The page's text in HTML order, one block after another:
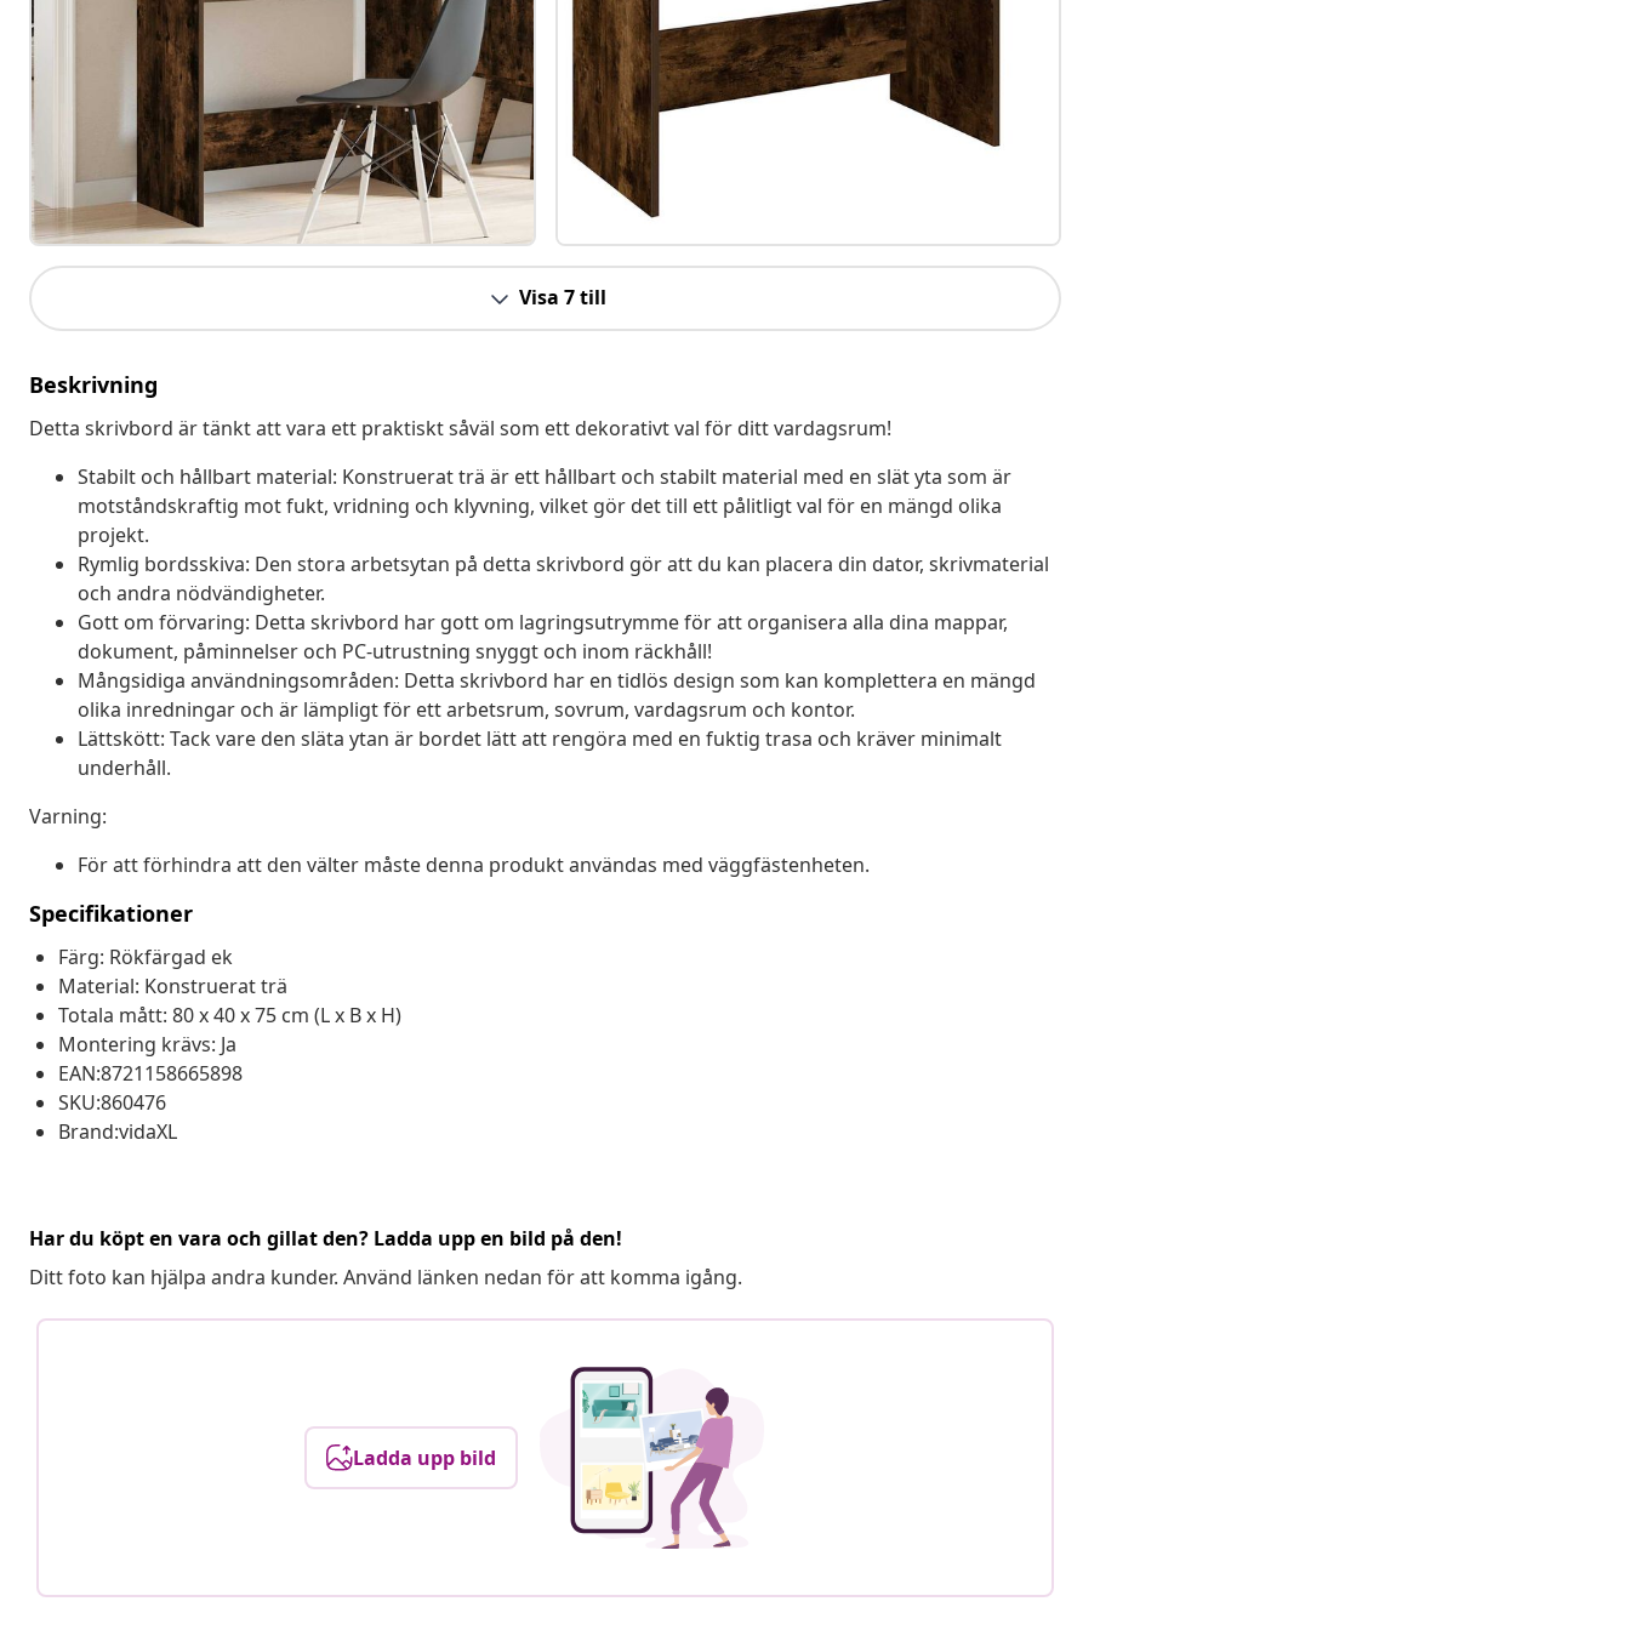
Visa 7 till
Beskrivning
Detta skrivbord är tänkt att vara ett praktiskt såväl som ett dekorativt val för ditt vardagsrum!
Stabilt och hållbart material: Konstruerat trä är ett hållbart och stabilt material med en slät yta som är
motståndskraftig mot fukt, vridning och klyvning, vilket gör det till ett pålitligt val för en mängd olika
projekt.
Rymlig bordsskiva: Den stora arbetsytan på detta skrivbord gör att du kan placera din dator, skrivmaterial
och andra nödvändigheter.
Gott om förvaring: Detta skrivbord har gott om lagringsutrymme för att organisera alla dina mappar,
dokument, påminnelser och PC-utrustning snyggt och inom räckhåll!
Mångsidiga användningsområden: Detta skrivbord har en tidlös design som kan komplettera en mängd
olika inredningar och är lämpligt för ett arbetsrum, sovrum, vardagsrum och kontor.
Lättskött: Tack vare den släta ytan är bordet lätt att rengöra med en fuktig trasa och kräver minimalt
underhåll.
Varning:
För att förhindra att den välter måste denna produkt användas med väggfästenheten.
Specifikationer
Färg: Rökfärgad ek
Material: Konstruerat trä
Totala mått: 80 x 40 x 75 cm (L x B x H)
Montering krävs: Ja
EAN:8721158665898
SKU:860476
Brand:vidaXL
Har du köpt en vara och gillat den? Ladda upp en bild på den!
Ditt foto kan hjälpa andra kunder. Använd länken nedan för att komma igång.
Ladda upp bild